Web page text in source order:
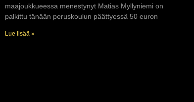
maajoukkueessa menestynyt Matias Myllyniemi on
palkittu tänään peruskoulun päättyessä 50 euron
Lue lisää »